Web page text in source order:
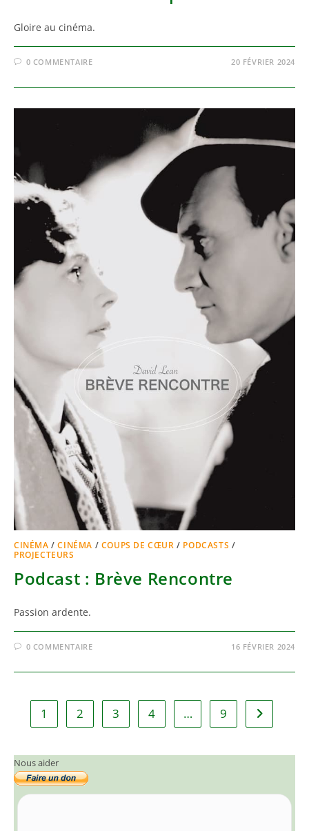
Gloire au cinéma.
0 COMMENTAIRE 20 FÉVRIER 2024
CINÉMA /CINÉMA / COUPS DE CŒUR / PODCASTS /
PROJECTEURS
Podcast : Brève Rencontre
Passion ardente.
0 COMMENTAIRE 16 FÉVRIER 2024
1 2 3 4 … 9 Aller à la
Nous aider